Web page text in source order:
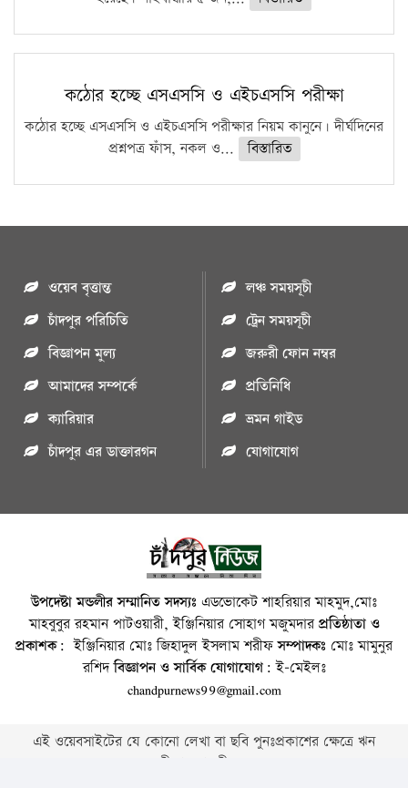
কঠোর হচ্ছে এসএসসি ও এইচএসসি পরীক্ষা
কঠোর হচ্ছে এসএসসি ও এইচএসসি পরীক্ষার নিয়ম কানুনে। দীর্ঘদিনের
প্রশ্নপত্র ফাঁস, নকল ও...
বিস্তারিত
ওয়েব বৃত্তান্ত
চাঁদপুর পরিচিতি
বিজ্ঞাপন মুল্য
আমাদের সম্পর্কে
ক্যারিয়ার
চাঁদপুর এর ডাক্তারগন
লঞ্চ সময়সূচী
ট্রেন সময়সূচী
জরুরী ফোন নম্বর
প্রতিনিধি
ভ্রমন গাইড
যোগাযোগ
উপদেষ্টা মন্ডলীর সম্মানিত সদস্যঃ এডভোকেট শাহরিয়ার মাহমুদ,মোঃ
মাহবুবুর রহমান পাটওয়ারী, ইঞ্জিনিয়ার সোহাগ মজুমদারপ্রতিষ্ঠাতা ও
প্রকাশক: ইঞ্জিনিয়ার মোঃ জিহাদুল ইসলাম শরীফসম্পাদকঃ মোঃ মামুনুর
রশিদবিজ্ঞাপন ও সার্বিক যোগাযোগ: ই-মেইলঃ
chandpurnews99@gmail.com
এই ওয়েবসাইটের যে কোনো লেখা বা ছবি পুনঃপ্রকাশের ক্ষেত্রে ঋন
স্বীকার বাঞ্চনীয় ।